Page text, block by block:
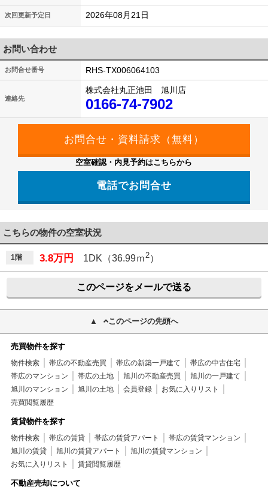
次回更新予定日 2026年08月21日
お問い合わせ
お問合せ番号 RHS-TX006064103
連絡先
株式会社丸正池田 旭川店
0166-74-7902
空室確認・内見予約はこちらから
電話でお問合せ
こちらの物件の空室状況
1階 3.8万円 1DK（36.99ｍ2）
このページをメールで送る
このページの先頭へ
売買物件を探す
物件検索 帯広の不動産売買 帯広の新築一戸建て
帯広の中古住宅
帯広のマンション
帯広の土地 旭川の不動産売買
旭川の一戸建て
旭川のマンション
旭川の土地 会員登録
お気に入りリスト
売買閲覧履歴
賃貸物件を探す
物件検索 帯広の賃貸 帯広の賃貸アパート
帯広の賃貸マンション
旭川の賃貸
旭川の賃貸アパート
旭川の賃貸マンション
お気に入りリスト
賃貸閲覧履歴
不動産売却について